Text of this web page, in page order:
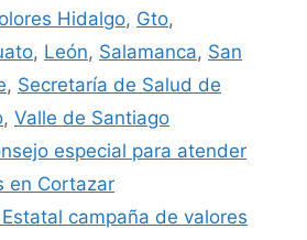
Hidalgo, Gto,
, León, Salamanca, San
, Secretaría de Salud de
, Valle de Santiago
especial para atender
en Cortazar
campaña de valores